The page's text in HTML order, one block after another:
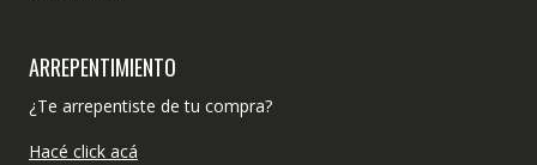
ARREPENTIMIENTO
¿Te arrepentiste de tu compra?
Hacé click acá